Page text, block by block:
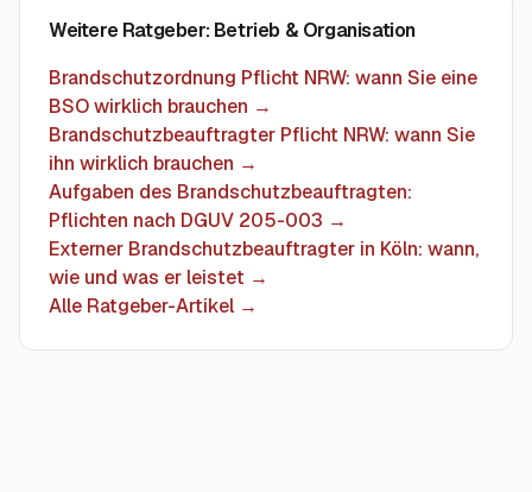
Weitere Ratgeber: Betrieb & Organisation
Brandschutzordnung Pflicht NRW: wann Sie eine
BSO wirklich brauchen →
Brandschutzbeauftragter Pflicht NRW: wann Sie
ihn wirklich brauchen →
Aufgaben des Brandschutzbeauftragten:
Pflichten nach DGUV 205-003 →
Externer Brandschutzbeauftragter in Köln: wann,
wie und was er leistet →
Alle Ratgeber-Artikel →